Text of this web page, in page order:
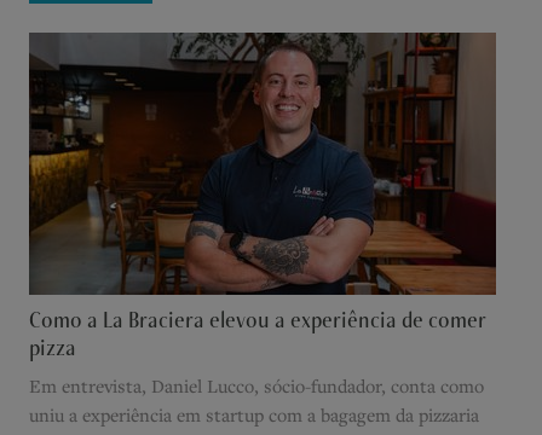
Como a La Braciera elevou a experiência de comer
pizza
Em entrevista, Daniel Lucco, sócio-fundador, conta como
uniu a experiência em startup com a bagagem da pizzaria